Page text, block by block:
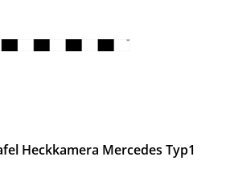
Heckkamera Mercedes Typ1